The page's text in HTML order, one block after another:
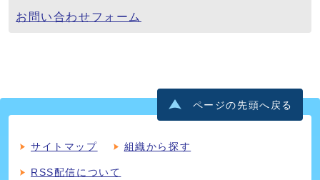
お問い合わせフォーム
ページの先頭へ戻る
サイトマップ 組織から探す
RSS配信について